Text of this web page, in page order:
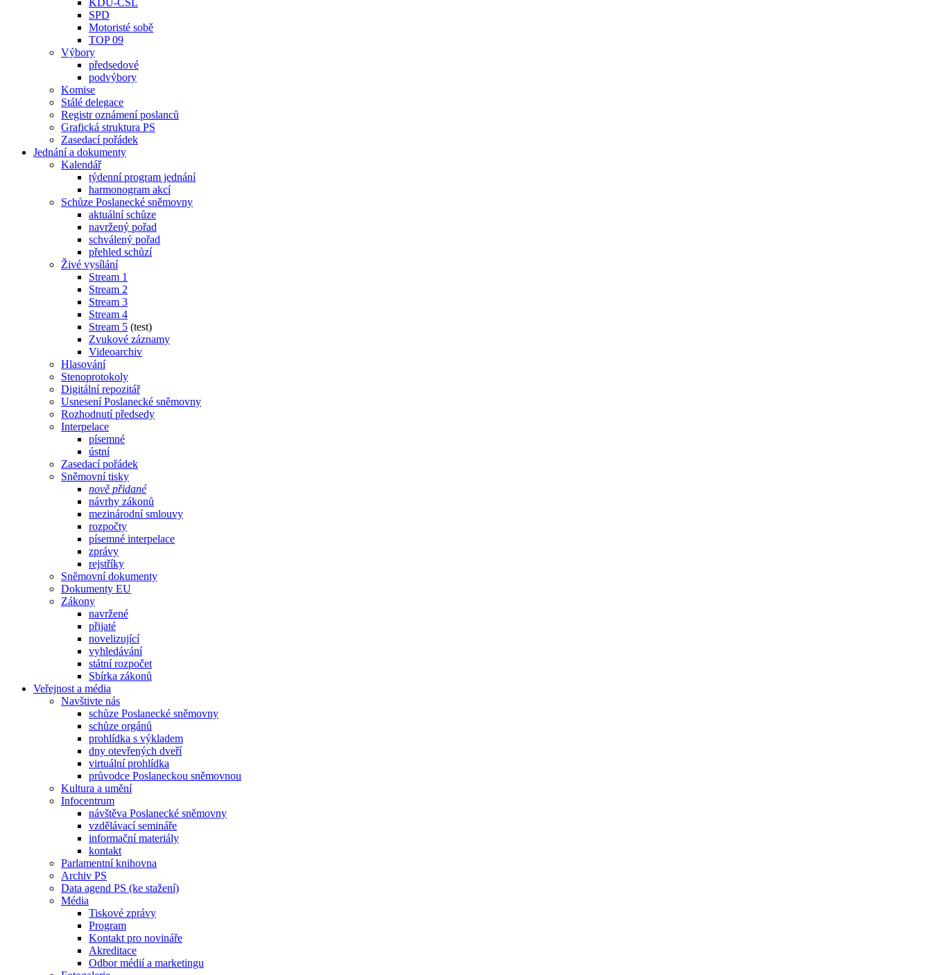
KDU-ČSL
SPD
Motoristé sobě
TOP 09
Výbory
předsedové
podvýbory
Komise
Stálé delegace
Registr oznámení poslanců
Grafická struktura PS
Zasedací pořádek
Jednání a dokumenty
Kalendář
týdenní program jednání
harmonogram akcí
Schůze Poslanecké sněmovny
aktuální schůze
navržený pořad
schválený pořad
přehled schůzí
Živé vysílání
Stream 1
Stream 2
Stream 3
Stream 4
Stream 5 (test)
Zvukové záznamy
Videoarchiv
Hlasování
Stenoprotokoly
Digitální repozitář
Usnesení Poslanecké sněmovny
Rozhodnutí předsedy
Interpelace
písemné
ústní
Zasedací pořádek
Sněmovní tisky
nově přidané
návrhy zákonů
mezinárodní smlouvy
rozpočty
písemné interpelace
zprávy
rejstříky
Sněmovní dokumenty
Dokumenty EU
Zákony
navržené
přijaté
novelizující
vyhledávání
státní rozpočet
Sbírka zákonů
Veřejnost a média
Navštivte nás
schůze Poslanecké sněmovny
schůze orgánů
prohlídka s výkladem
dny otevřených dveří
virtuální prohlídka
průvodce Poslaneckou sněmovnou
Kultura a umění
Infocentrum
návštěva Poslanecké sněmovny
vzdělávací semináře
informační materiály
kontakt
Parlamentní knihovna
Archiv PS
Data agend PS (ke stažení)
Média
Tiskové zprávy
Program
Kontakt pro novináře
Akreditace
Odbor médií a marketingu